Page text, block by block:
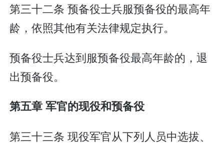
第三十二条 预备役士兵服预备役的最高年
龄，依照其他有关法律规定执行。
预备役士兵达到服预备役最高年龄的，退
出预备役。
第五章 军官的现役和预备役
第三十三条 现役军官从下列人员中选拔、